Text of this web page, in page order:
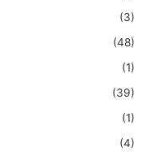
(3)
(48)
(1)
(39)
(1)
(4)